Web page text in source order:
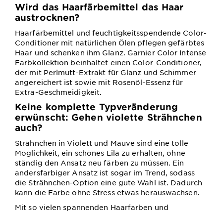
Wird das Haarfärbemittel das Haar
austrocknen?
Haarfärbemittel und feuchtigkeitsspendende Color-
Conditioner mit natürlichen Ölen pflegen gefärbtes
Haar und schenken ihm Glanz. Garnier Color Intense
Farbkollektion beinhaltet einen Color-Conditioner,
der mit Perlmutt-Extrakt für Glanz und Schimmer
angereichert ist sowie mit Rosenöl-Essenz für
Extra-Geschmeidigkeit.
Keine komplette Typveränderung
erwünscht: Gehen violette Strähnchen
auch?
Strähnchen in Violett und Mauve sind eine tolle
Möglichkeit, ein schönes Lila zu erhalten, ohne
ständig den Ansatz neu färben zu müssen. Ein
andersfarbiger Ansatz ist sogar im Trend, sodass
die Strähnchen-Option eine gute Wahl ist. Dadurch
kann die Farbe ohne Stress etwas herauswachsen.
Mit so vielen spannenden Haarfarben und